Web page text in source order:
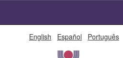
English Español Português